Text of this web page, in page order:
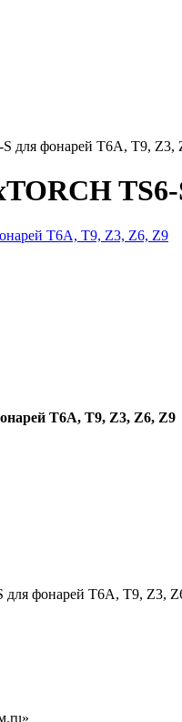
для фонарей T6A, T9, Z3,
T6A, T9, Z3, Z6, Z9
фонарей T6A, T9, Z3,